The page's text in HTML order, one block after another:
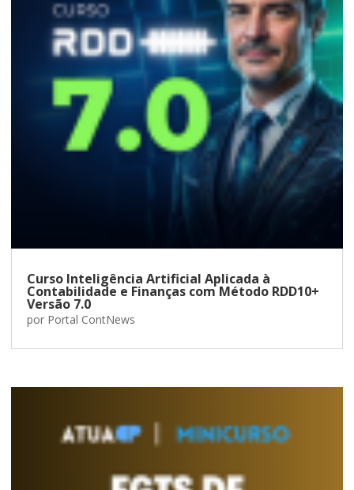
Curso Inteligência Artificial Aplicada à
Contabilidade e Finanças com Método RDD10+
Versão 7.0
por Portal ContNews